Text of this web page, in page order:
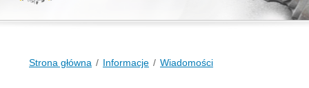
Strona główna Informacje Wiadomości